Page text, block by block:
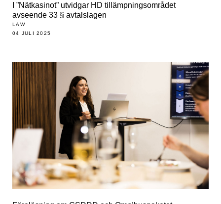
I ”Nätkasinot” utvidgar HD tillämpningsområdet
avseende 33 § avtalslagen
LAW
04 JULI 2025